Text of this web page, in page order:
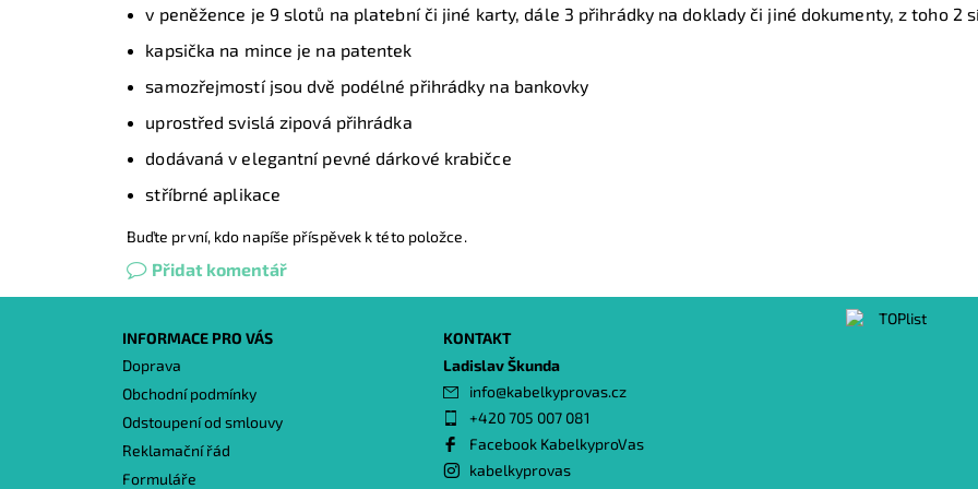
v peněžence je 9 slotů na platební či jiné karty, dále 3 přihrádky na doklady či jiné dokumenty, z toho 2
kapsička na mince je na patentek
samozřejmostí jsou dvě podélné přihrádky na bankovky
uprostřed svislá zipová přihrádka
dodávaná v elegantní pevné dárkové krabičce
stříbrné aplikace
Buďte první, kdo napíše příspěvek k této položce.
Přidat komentář
INFORMACE PRO VÁS
Doprava
Obchodní podmínky
Odstoupení od smlouvy
Reklamační řád
Formuláře
KONTAKT
Ladislav Škunda
info@kabelkyprovas.cz
+420 705 007 081
Facebook KabelkyproVas
kabelkyprovas